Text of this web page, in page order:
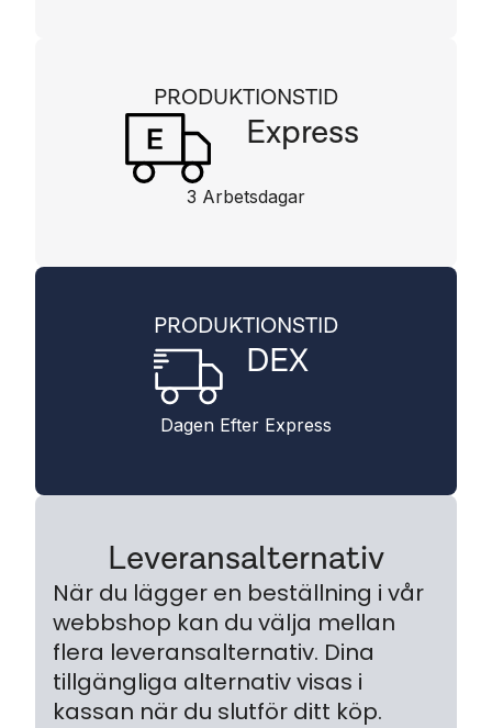
PRODUKTIONSTID
Express
3 Arbetsdagar
PRODUKTIONSTID
DEX
Dagen Efter Express
Leveransalternativ
När du lägger en beställning i vår
webbshop kan du välja mellan
flera leveransalternativ. Dina
tillgängliga alternativ visas i
kassan när du slutför ditt köp.